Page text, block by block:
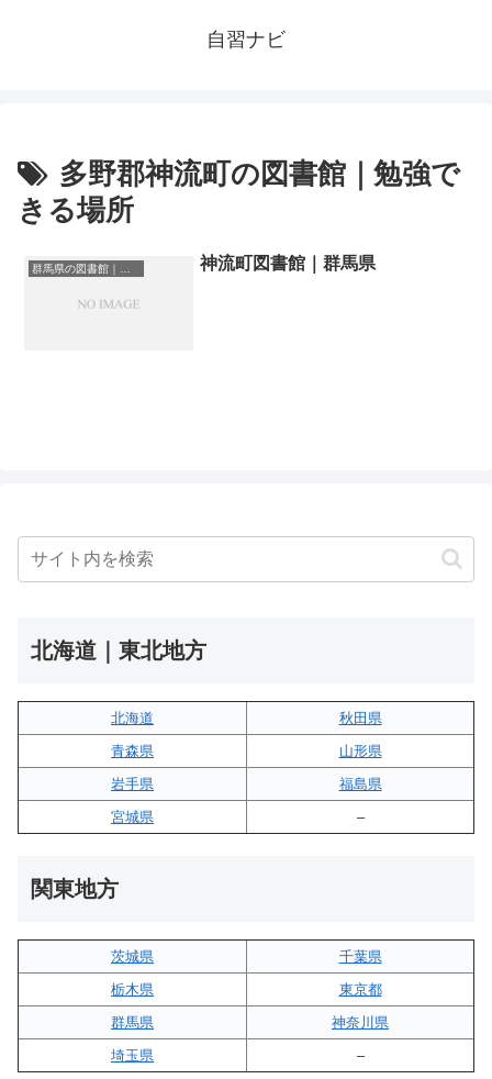
自習ナビ
多野郡神流町の図書館｜勉強で
きる場所
神流町図書館｜群馬県
北海道｜東北地方
北海道
秋田県
青森県
山形県
岩手県
福島県
宮城県
–
関東地方
茨城県
千葉県
栃木県
東京都
群馬県
神奈川県
埼玉県
–